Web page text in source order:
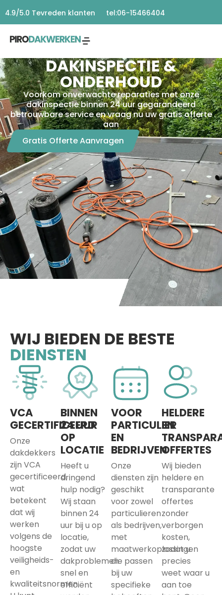
4.9/5.0 Tevreden klanten tel:06-15466404
DAKINSPECTIE &
ONDERHOUD
Voorkom onverwachte reparaties met onze
dakinspectie binnen 24 uur gegarandeerd
betrouwbare service en vraag nu uw gratis offerte
aan
Gratis Offerte Aanvragen
WIJ BIEDEN DE BESTE
DIENSTEN
VCA
GECERTIFICEERD
Onze
dakdekkers
zijn VCA
gecertificeerd,
wat
betekent
dat wij
werken
volgens de
hoogste
veiligheids-
en
kwaliteitsnormen.
BINNEN
24 UUR
OP
LOCATIE
Heeft u
dringend
hulp nodig?
Wij staan
binnen 24
uur bij u op
locatie,
zodat uw
dakproblemen
snel en
efficiënt
VOOR
PARTICULIER
EN
BEDRIJVEN
Onze
diensten zijn
geschikt
voor zowel
particulieren
als bedrijven,
met
maatwerkoplossingen
die passen
bij uw
specifieke
HELDERE
EN
OFFERTES
Wij bieden
heldere en
transparante
offertes
zonder
verborgen
kosten,
zodat u
precies
weet waar u
aan toe